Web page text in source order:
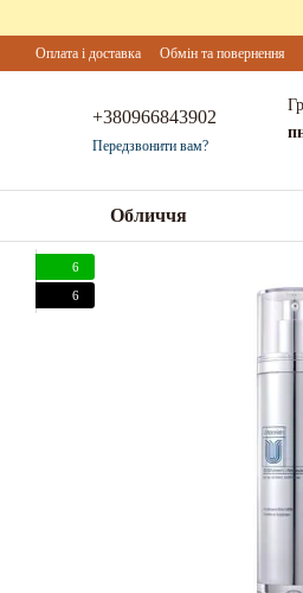
Оплата і доставка Обмін та повернення
+380966843902
Передзвонити вам?
Обличчя
6
6